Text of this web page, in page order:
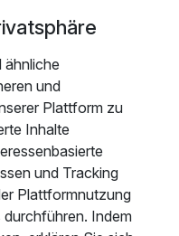
vielseitigen
Buffet, Etageren-
Auf dem
Spezialitäten im
Schinkenspezialitäten,
Müsli und Säfte.
zubereitete
Kaffee- und
sind. Tafelwasser
ähnliche
und
Plattform zu
Inhalte
und Tracking
Plattformnutzung
durchführen. Indem